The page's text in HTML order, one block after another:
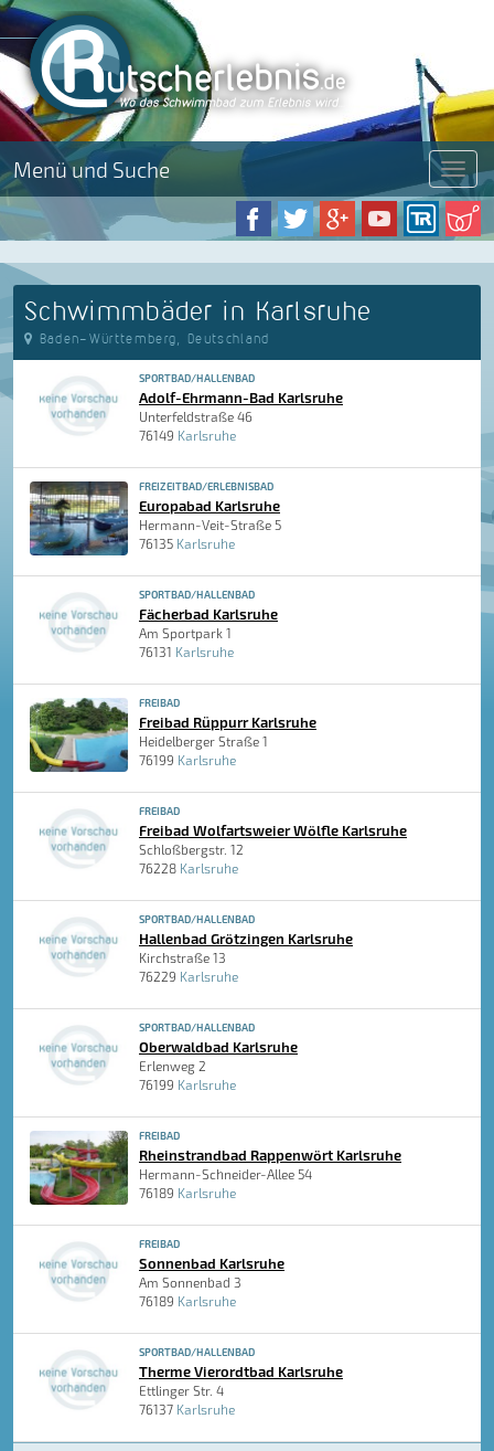
Menü und Suche Menü
Schwimmbäder in Karlsruhe
Baden-Württemberg, Deutschland
SPORTBAD/HALLENBAD
Adolf-Ehrmann-Bad Karlsruhe
Unterfeldstraße 46
76149 Karlsruhe
FREIZEITBAD/ERLEBNISBAD
Europabad Karlsruhe
Hermann-Veit-Straße 5
76135 Karlsruhe
SPORTBAD/HALLENBAD
Fächerbad Karlsruhe
Am Sportpark 1
76131 Karlsruhe
FREIBAD
Freibad Rüppurr Karlsruhe
Heidelberger Straße 1
76199 Karlsruhe
FREIBAD
Freibad Wolfartsweier Wölfle Karlsruhe
Schloßbergstr. 12
76228 Karlsruhe
SPORTBAD/HALLENBAD
Hallenbad Grötzingen Karlsruhe
Kirchstraße 13
76229 Karlsruhe
SPORTBAD/HALLENBAD
Oberwaldbad Karlsruhe
Erlenweg 2
76199 Karlsruhe
FREIBAD
Rheinstrandbad Rappenwört Karlsruhe
Hermann-Schneider-Allee 54
76189 Karlsruhe
FREIBAD
Sonnenbad Karlsruhe
Am Sonnenbad 3
76189 Karlsruhe
SPORTBAD/HALLENBAD
Therme Vierordtbad Karlsruhe
Ettlinger Str. 4
76137 Karlsruhe